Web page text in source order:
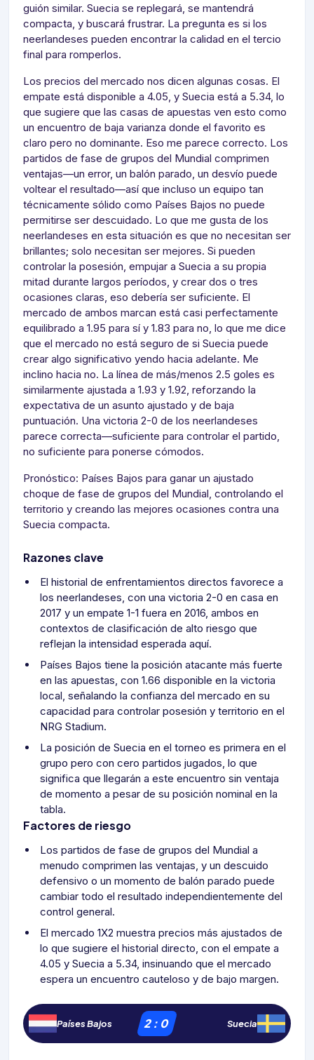
guión similar. Suecia se replegará, se mantendrá
compacta, y buscará frustrar. La pregunta es si los
neerlandeses pueden encontrar la calidad en el tercio
final para romperlos.
Los precios del mercado nos dicen algunas cosas. El
empate está disponible a 4.05, y Suecia está a 5.34, lo
que sugiere que las casas de apuestas ven esto como
un encuentro de baja varianza donde el favorito es
claro pero no dominante. Eso me parece correcto. Los
partidos de fase de grupos del Mundial comprimen
ventajas—un error, un balón parado, un desvío puede
voltear el resultado—así que incluso un equipo tan
técnicamente sólido como Países Bajos no puede
permitirse ser descuidado. Lo que me gusta de los
neerlandeses en esta situación es que no necesitan ser
brillantes; solo necesitan ser mejores. Si pueden
controlar la posesión, empujar a Suecia a su propia
mitad durante largos períodos, y crear dos o tres
ocasiones claras, eso debería ser suficiente. El
mercado de ambos marcan está casi perfectamente
equilibrado a 1.95 para sí y 1.83 para no, lo que me dice
que el mercado no está seguro de si Suecia puede
crear algo significativo yendo hacia adelante. Me
inclino hacia no. La línea de más/menos 2.5 goles es
similarmente ajustada a 1.93 y 1.92, reforzando la
expectativa de un asunto ajustado y de baja
puntuación. Una victoria 2-0 de los neerlandeses
parece correcta—suficiente para controlar el partido,
no suficiente para ponerse cómodos.
Pronóstico: Países Bajos para ganar un ajustado
choque de fase de grupos del Mundial, controlando el
territorio y creando las mejores ocasiones contra una
Suecia compacta.
Razones clave
El historial de enfrentamientos directos favorece a
los neerlandeses, con una victoria 2-0 en casa en
2017 y un empate 1-1 fuera en 2016, ambos en
contextos de clasificación de alto riesgo que
reflejan la intensidad esperada aquí.
Países Bajos tiene la posición atacante más fuerte
en las apuestas, con 1.66 disponible en la victoria
local, señalando la confianza del mercado en su
capacidad para controlar posesión y territorio en el
NRG Stadium.
La posición de Suecia en el torneo es primera en el
grupo pero con cero partidos jugados, lo que
significa que llegarán a este encuentro sin ventaja
de momento a pesar de su posición nominal en la
tabla.
Factores de riesgo
Los partidos de fase de grupos del Mundial a
menudo comprimen las ventajas, y un descuido
defensivo o un momento de balón parado puede
cambiar todo el resultado independientemente del
control general.
El mercado 1X2 muestra precios más ajustados de
lo que sugiere el historial directo, con el empate a
4.05 y Suecia a 5.34, insinuando que el mercado
espera un encuentro cauteloso y de bajo margen.
Países Bajos 2:0 Suecia